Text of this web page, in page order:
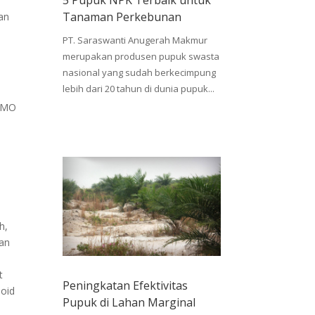
Tanaman Perkebunan
PT. Saraswanti Anugerah Makmur
merupakan produsen pupuk swasta
nasional yang sudah berkecimpung
lebih dari 20 tahun di dunia pupuk...
Peningkatan Efektivitas
Pupuk di Lahan Marginal